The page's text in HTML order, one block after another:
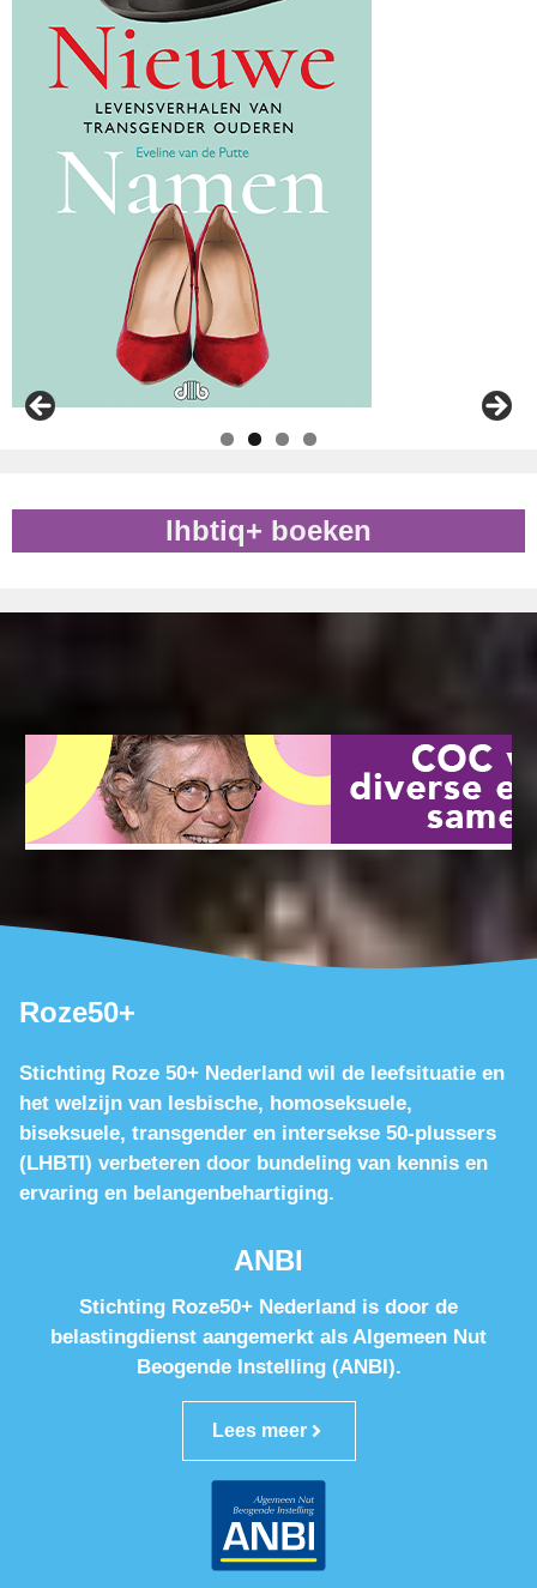
lhbtiq+ boeken
Roze50+
Stichting Roze 50+ Nederland wil de leefsituatie en
het welzijn van lesbische, homoseksuele,
biseksuele, transgender en intersekse 50-plussers
(LHBTI) verbeteren door bundeling van kennis en
ervaring en belangenbehartiging.
ANBI
Stichting Roze50+ Nederland is door de
belastingdienst aangemerkt als Algemeen Nut
Beogende Instelling (ANBI).
Lees meer